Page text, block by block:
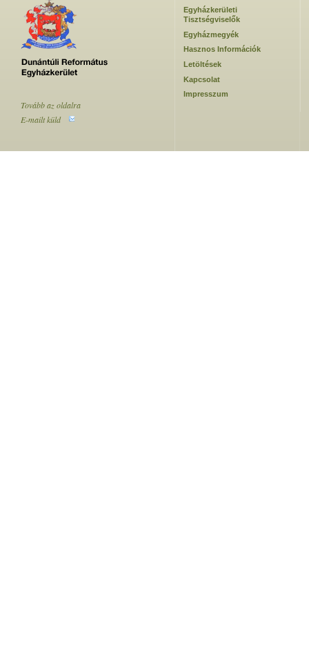
Egyházkerületi
Tisztségviselők
Egyházmegyék
Hasznos Információk
Letöltések
Kapcsolat
Impresszum
Tovább az oldalra
E-mailt küld